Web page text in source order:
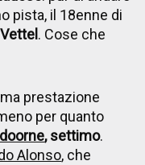
pista, il 18enne di
. Cose che
prestazione
per quanto
, settimo.
Alonso, che